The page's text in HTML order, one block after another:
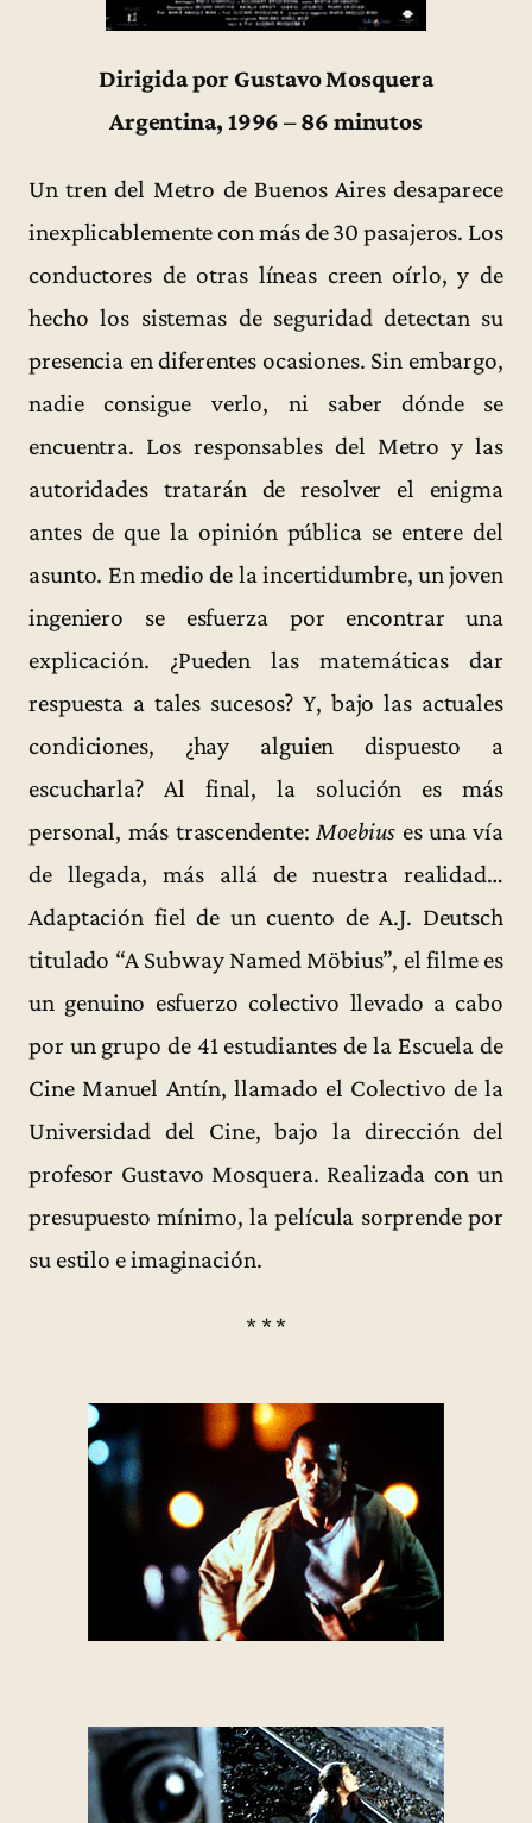
Dirigida por Gustavo Mosquera
Argentina, 1996 – 86 minutos
Un tren del Metro de Buenos Aires desaparece
inexplicablemente con más de 30 pasajeros. Los
conductores de otras líneas creen oírlo, y de
hecho los sistemas de seguridad detectan su
presencia en diferentes ocasiones. Sin embargo,
nadie consigue verlo, ni saber dónde se
encuentra. Los responsables del Metro y las
autoridades tratarán de resolver el enigma
antes de que la opinión pública se entere del
asunto. En medio de la incertidumbre, un joven
ingeniero se esfuerza por encontrar una
explicación. ¿Pueden las matemáticas dar
respuesta a tales sucesos? Y, bajo las actuales
condiciones, ¿hay alguien dispuesto a
escucharla? Al final, la solución es más
personal, más trascendente: Moebius es una vía
de llegada, más allá de nuestra realidad…
Adaptación fiel de un cuento de A.J. Deutsch
titulado “A Subway Named Möbius”, el filme es
un genuino esfuerzo colectivo llevado a cabo
por un grupo de 41 estudiantes de la Escuela de
Cine Manuel Antín, llamado el Colectivo de la
Universidad del Cine, bajo la dirección del
profesor Gustavo Mosquera. Realizada con un
presupuesto mínimo, la película sorprende por
su estilo e imaginación.
* * *